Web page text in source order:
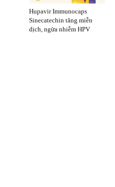
Hupavir Immunocaps
Sinecatechin tăng miễn
dịch, ngừa nhiễm HPV